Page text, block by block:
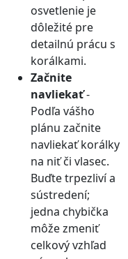
osvetlenie je
dôležité pre
detailnú prácu s
korálkami.
Začnite
navliekať-
Podľa vášho
plánu začnite
navliekať korálky
na niť či vlasec.
Buďte trpezliví a
sústredení;
jedna chybička
môže zmeniť
celkový vzhľad